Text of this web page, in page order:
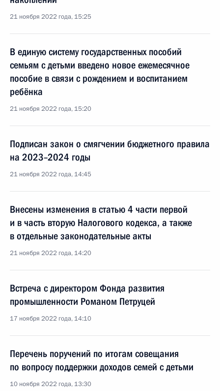
21 ноября 2022 года, 15:25
В единую систему государственных пособий
семьям с детьми введено новое ежемесячное
пособие в связи с рождением и воспитанием
ребёнка
21 ноября 2022 года, 15:20
Подписан закон о смягчении бюджетного правила
на 2023–2024 годы
21 ноября 2022 года, 14:45
Внесены изменения в статью 4 части первой
и в часть вторую Налогового кодекса, а также
в отдельные законодательные акты
21 ноября 2022 года, 14:20
Встреча с директором Фонда развития
промышленности Романом Петруцей
17 ноября 2022 года, 14:10
Перечень поручений по итогам совещания
по вопросу поддержки доходов семей с детьми
10 ноября 2022 года, 13:30